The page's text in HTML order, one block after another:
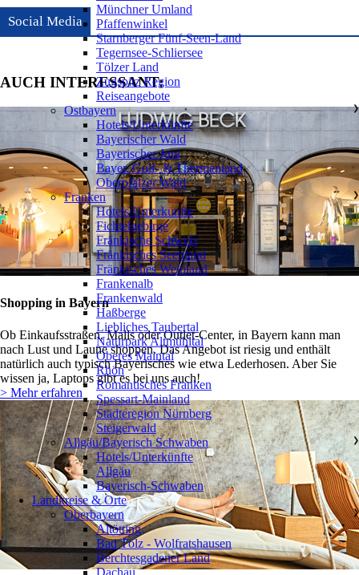
Social Media
AUCH INTERESSANT:
Shopping in Bayern
Ob Einkaufsstraßen, Malls oder Outlet-Center, in Bayern kann man
nach Lust und Laune shoppen. Das Angebot ist riesig und enthält
natürlich auch typisch Bayerisches wie etwa Lederhosen. Aber Sie
wissen ja, Laptops gibt es bei uns auch!
> Mehr erfahren
Münchner Umland
Pfaffenwinkel
Starnberger Fünf-Seen-Land
Tegernsee-Schliersee
Tölzer Land
Zugspitz Region
Reiseangebote
Ostbayern
❯
Hotels/Unterkünfte
Bayerischer Wald
Bayerischer Jura
Bayer. Golf- & Thermenland
Oberpfälzer Wald
Franken
❯
Hotels/Unterkünfte
Fichtelgebirge
Fränkische Schweiz
Fränkisches Seenland
Fränkisches Weinland
Frankenalb
Frankenwald
Haßberge
Liebliches Taubertal
Naturpark Altmühltal
Oberes Maintal
Rhön
Romantisches Franken
Spessart-Mainland
Städteregion Nürnberg
Steigerwald
Allgäu/Bayerisch Schwaben
❯
Hotels/Unterkünfte
Allgäu
Bayerisch-Schwaben
Landkreise & Orte
Oberbayern
❯
Altötting
Bad Tölz - Wolfratshausen
Berchtesgadener Land
Dachau